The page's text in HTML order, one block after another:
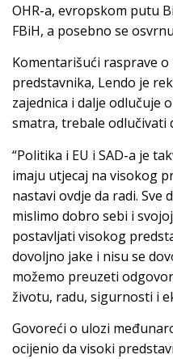
OHR-a, evropskom putu
FBiH, a posebno se
Komentarišući rasprave
predstavnika, Lendo je
zajednica i dalje odlučuje
smatra, trebale odlučivati
“Politika i EU i SAD-a je
imaju utjecaj na visokog
nastavi ovdje da radi. Sve
mislimo dobro sebi i
postavljati visokog
dovoljno jake i nisu se
možemo preuzeti
životu, radu, sigurnosti i
Govoreći o ulozi
ocijenio da visoki